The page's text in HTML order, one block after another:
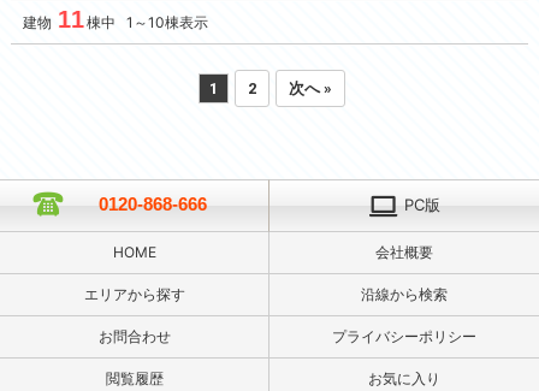
建物 11棟中 1～10棟表示
1 2 次へ »
0120-868-666 PC版
HOME 会社概要
エリアから探す 沿線から検索
お問合わせ プライバシーポリシー
閲覧履歴 お気に入り